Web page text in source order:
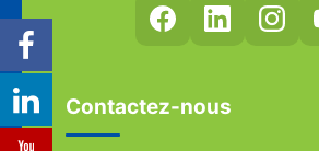
Contactez-nous